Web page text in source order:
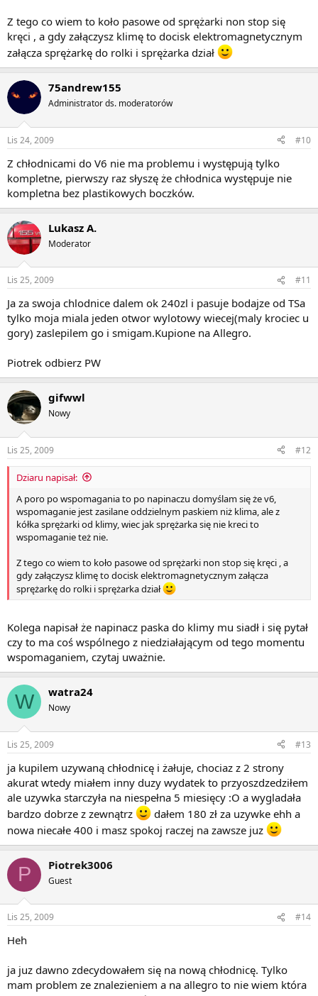
Z tego co wiem to koło pasowe od sprężarki non stop się
kręci , a gdy załączysz klimę to docisk elektromagnetycznym
załącza sprężarkę do rolki i sprężarka dział
75andrew155
Administrator ds. moderatorów
Lis 24, 2009 #10
Z chłodnicami do V6 nie ma problemu i występują tylko
kompletne, pierwszy raz słyszę że chłodnica występuje nie
kompletna bez plastikowych boczków.
Lukasz A.
Moderator
Lis 25, 2009 #11
Ja za swoja chlodnice dalem ok 240zl i pasuje bodajze od TSa
tylko moja miala jeden otwor wylotowy wiecej(maly krociec u
gory) zaslepilem go i smigam.Kupione na Allegro.
Piotrek odbierz PW
gifwwl
Nowy
Lis 25, 2009 #12
Dziaru napisał:
A poro po wspomagania to po napinaczu domyślam się że v6,
wspomaganie jest zasilane oddzielnym paskiem niż klima, ale z
kółka sprężarki od klimy, wiec jak sprężarka się nie kreci to
wspomaganie też nie.
Z tego co wiem to koło pasowe od sprężarki non stop się kręci , a
gdy załączysz klimę to docisk elektromagnetycznym załącza
sprężarkę do rolki i sprężarka dział
Kolega napisał że napinacz paska do klimy mu siadł i się pytał
czy to ma coś wspólnego z niedziałającym od tego momentu
wspomaganiem, czytaj uważnie.
W watra24
Nowy
Lis 25, 2009 #13
ja kupilem uzywaną chłodnicę i żałuje, chociaz z 2 strony
akurat wtedy miałem inny duzy wydatek to przyoszdzedziłem
ale uzywka starczyła na niespełna 5 miesięcy :O a wygladała
bardzo dobrze z zewnątrz
dałem 180 zł za uzywke ehh a
nowa niecałe 400 i masz spokoj raczej na zawsze juz
P Piotrek3006
Guest
Lis 25, 2009 #14
Heh
ja juz dawno zdecydowałem się na nową chłodnicę. Tylko
mam problem ze znalezieniem a na allegro to nie wiem która